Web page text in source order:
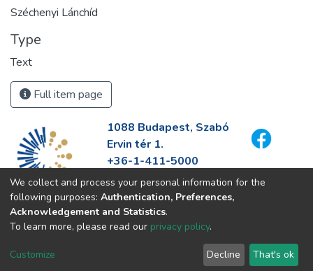
Széchenyi Lánchíd
Type
Text
Full item page
1088 Budapest, Szabó
Ervin tér 1.
+36-1-411-5000
info@fszek.hu
https://fszek.hu
We collect and process your personal information for the
following purposes: Authentication, Preferences,
Acknowledgement and Statistics.
To learn more, please read our privacy policy.
Customize Decline That's ok